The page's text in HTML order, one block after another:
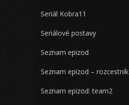
Seriál Kobra11
Seriálové postavy
Seznam epizod
Seznam epizod – rozcestník
Seznam epizod: team2